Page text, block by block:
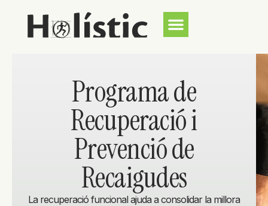
Programa de
Recuperació i
Prevenció de
Recaigudes
La recuperació funcional ajuda a consolidar la millora